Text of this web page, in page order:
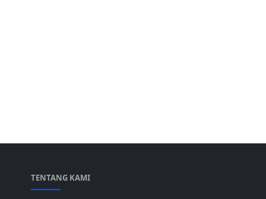
TENTANG KAMI